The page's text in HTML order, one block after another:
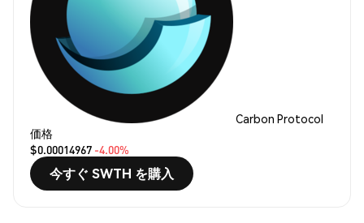
Carbon Protocol
価格
$0.00014967 -4.00%
今すぐ SWTH を購入